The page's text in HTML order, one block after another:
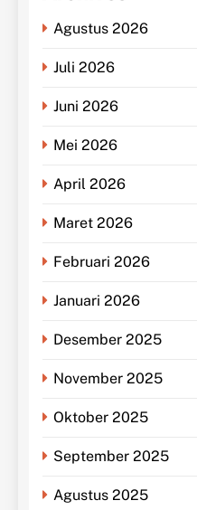
Agustus 2026
Juli 2026
Juni 2026
Mei 2026
April 2026
Maret 2026
Februari 2026
Januari 2026
Desember 2025
November 2025
Oktober 2025
September 2025
Agustus 2025